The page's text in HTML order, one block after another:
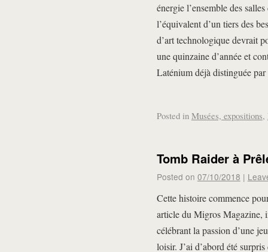
énergie l’ensemble des
l’équivalent d’un tiers des
d’art technologique devrait
une quinzaine d’année et
Laténium déjà distinguée
Posted in Musées, expositions,
Tomb Raider à
Posted on 07/10/2018 |
Cette histoire commence
article du Migros Magazine,
célébrant la passion d’une
loisir. J’ai d’abord été